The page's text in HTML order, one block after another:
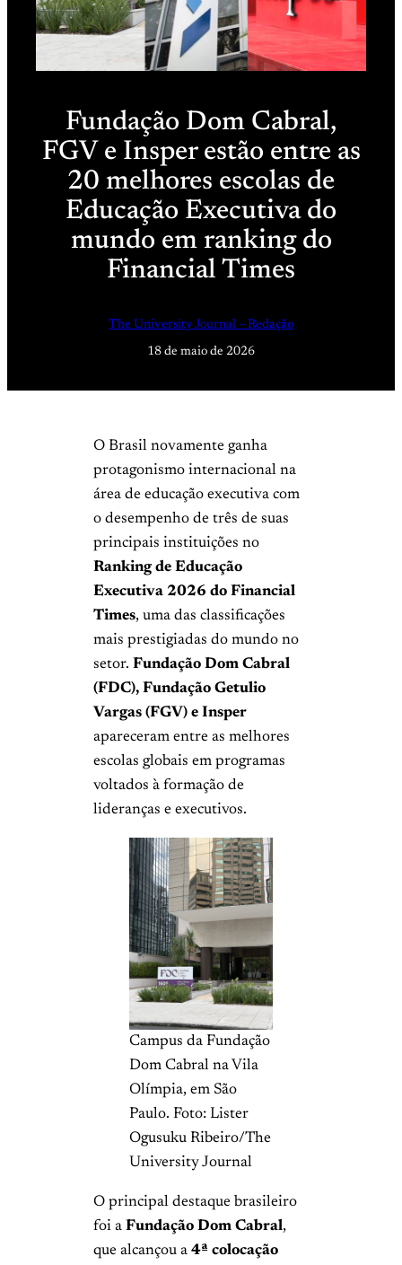
Fundação Dom Cabral,
FGV e Insper estão entre as
20 melhores escolas de
Educação Executiva do
mundo em ranking do
Financial Times
The University Journal – Redação
18 de maio de 2026
O Brasil novamente ganha
protagonismo internacional na
área de educação executiva com
o desempenho de três de suas
principais instituições no
Ranking de Educação
Executiva 2026 do Financial
Times, uma das classificações
mais prestigiadas do mundo no
setor. Fundação Dom Cabral
(FDC), Fundação Getulio
Vargas (FGV) e Insper
apareceram entre as melhores
escolas globais em programas
voltados à formação de
lideranças e executivos.
Campus da Fundação
Dom Cabral na Vila
Olímpia, em São
Paulo. Foto: Lister
Ogusuku Ribeiro/The
University Journal
O principal destaque brasileiro
foi a Fundação Dom Cabral,
que alcançou a 4ª colocação